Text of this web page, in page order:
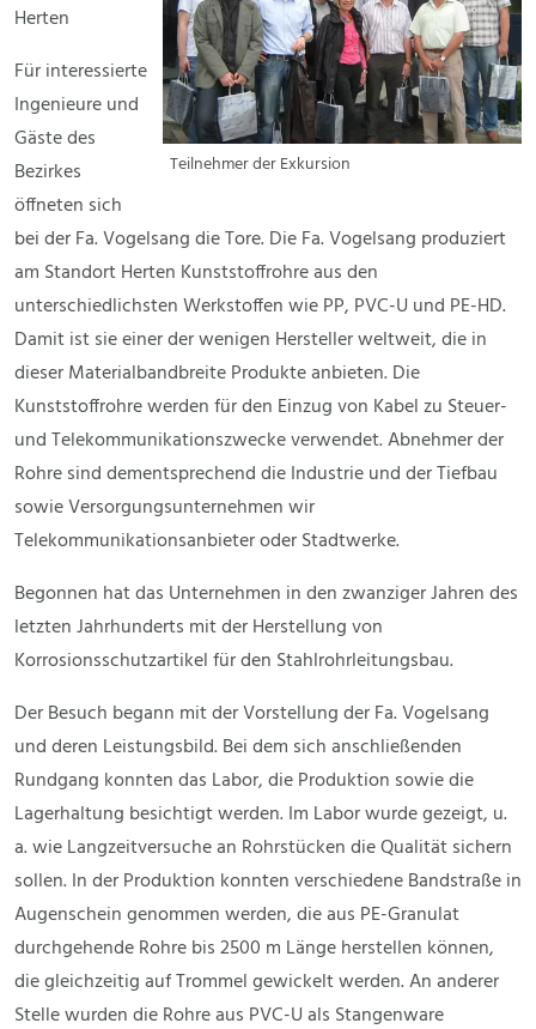
Teilnehmer der Exkursion
Herten
Für interessierte
Ingenieure und
Gäste des
Bezirkes
öffneten sich
bei der Fa. Vogelsang die Tore. Die Fa. Vogelsang produziert
am Standort Herten Kunststoffrohre aus den
unterschiedlichsten Werkstoffen wie PP, PVC-U und PE-HD.
Damit ist sie einer der wenigen Hersteller weltweit, die in
dieser Materialbandbreite Produkte anbieten. Die
Kunststoffrohre werden für den Einzug von Kabel zu Steuer-
und Telekommunikationszwecke verwendet. Abnehmer der
Rohre sind dementsprechend die Industrie und der Tiefbau
sowie Versorgungsunternehmen wir
Telekommunikationsanbieter oder Stadtwerke.
Begonnen hat das Unternehmen in den zwanziger Jahren des
letzten Jahrhunderts mit der Herstellung von
Korrosionsschutzartikel für den Stahlrohrleitungsbau.
Der Besuch begann mit der Vorstellung der Fa. Vogelsang
und deren Leistungsbild. Bei dem sich anschließenden
Rundgang konnten das Labor, die Produktion sowie die
Lagerhaltung besichtigt werden. Im Labor wurde gezeigt, u.
a. wie Langzeitversuche an Rohrstücken die Qualität sichern
sollen. In der Produktion konnten verschiedene Bandstraße in
Augenschein genommen werden, die aus PE-Granulat
durchgehende Rohre bis 2500 m Länge herstellen können,
die gleichzeitig auf Trommel gewickelt werden. An anderer
Stelle wurden die Rohre aus PVC-U als Stangenware